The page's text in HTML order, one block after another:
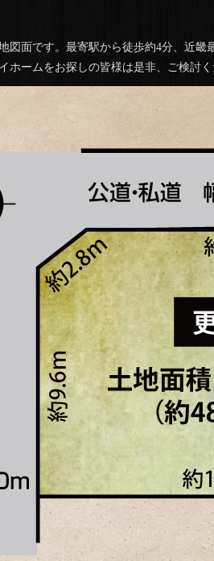
図面です。最寄駅から徒歩約4分、近畿
ホームをお探しの皆様は是非、ご検討